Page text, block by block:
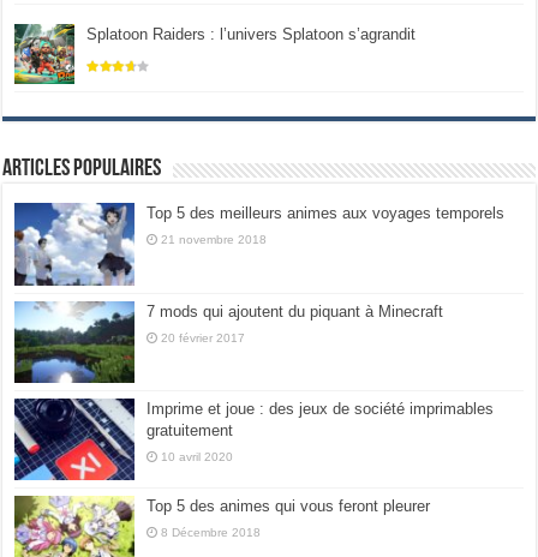
Splatoon Raiders : l’univers Splatoon s’agrandit
Articles populaires
Top 5 des meilleurs animes aux voyages temporels
21 novembre 2018
7 mods qui ajoutent du piquant à Minecraft
20 février 2017
Imprime et joue : des jeux de société imprimables
gratuitement
10 avril 2020
Top 5 des animes qui vous feront pleurer
8 Décembre 2018